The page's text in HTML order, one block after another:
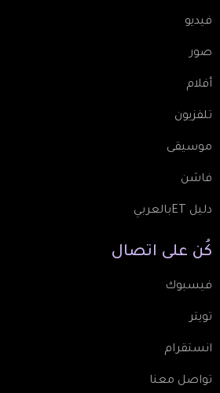
فيديو
صور
أفلام
تلفزيون
موسيقى
فاشن
دليل ETبالعربي
كُن على اتصال
فيسبوك
تويتر
انستقرام
تواصل معنا